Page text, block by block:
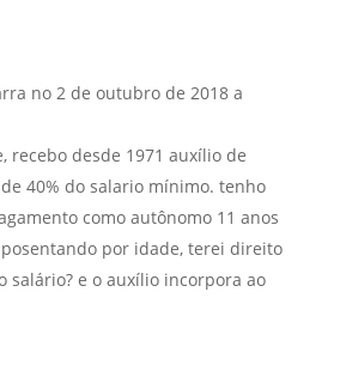
no 2 de outubro de 2018 a
recebo desde 1971 auxílio de
40% do salario mínimo. tenho
como autônomo 11 anos
por idade, terei direito
salário? e o auxílio incorpora ao